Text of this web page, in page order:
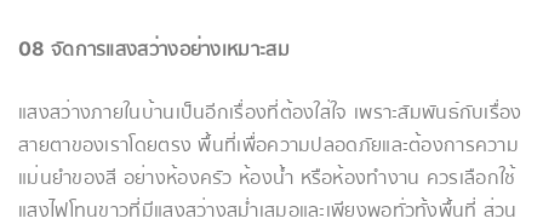
08 จัดการแสงสว่างอย่างเหมาะสม
แสงสว่างภายในบ้านเป็นอีกเรื่องที่ต้องใส่ใจ เพราะสัมพันธ์กับเรื่อง
สายตาของเราโดยตรง พื้นที่เพื่อความปลอดภัยและต้องการความ
แม่นยำของสี อย่างห้องครัว ห้องน้ำ หรือห้องทำงาน ควรเลือกใช้
แสงไฟโทนขาวที่มีแสงสว่างสม่ำเสมอและเพียงพอทั่วทั้งพื้นที่ ส่วน